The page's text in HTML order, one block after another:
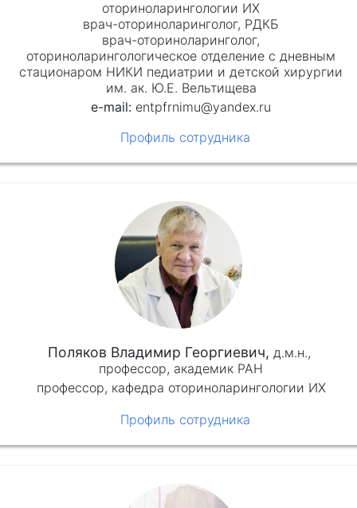
оториноларингологии ИХ
врач-оториноларинголог, РДКБ
врач-оториноларинголог,
оториноларингологическое отделение с дневным
стационаром НИКИ педиатрии и детской хирургии
им. ак. Ю.Е. Вельтищева
entpfrnimu@yandex.ru
Профиль сотрудника
Поляков Владимир Георгиевич, д.м.н.,
профессор, академик РАН
профессор, кафедра оториноларингологии ИХ
Профиль сотрудника